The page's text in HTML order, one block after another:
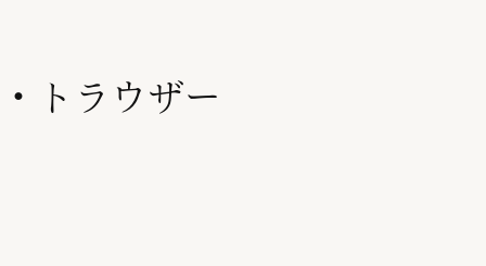
トラウザー